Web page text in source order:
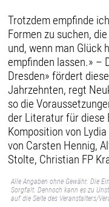
Trotzdem empfinde
Formen zu suchen,
und, wenn man Glück
empfinden lassen.» –
Dresden» fördert
Jahrzehnten, regt
so die
der Literatur für diese
Komposition von
von Carsten Hennig,
Stolte, Christian FP
Alle Angaben ohne Gewähr. Die
Sorgfalt. Dennoch kann es zu
auf die Seite des Veranstalters/